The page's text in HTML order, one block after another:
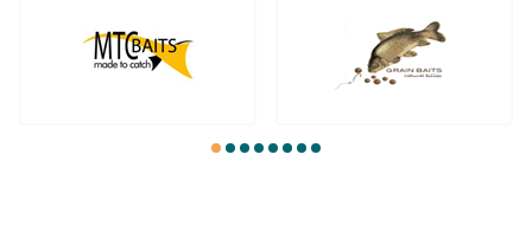
1 2 3 4 5 6 7 8